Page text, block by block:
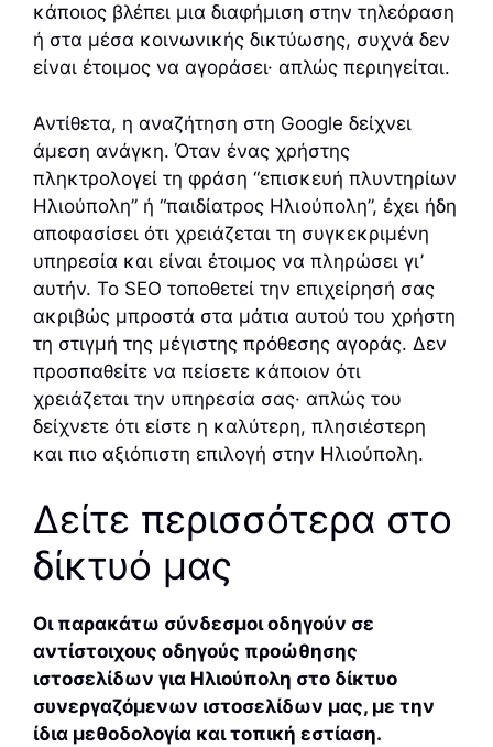
κάποιος βλέπει μια διαφήμιση στην τηλεόραση
ή στα μέσα κοινωνικής δικτύωσης, συχνά δεν
είναι έτοιμος να αγοράσει· απλώς περιηγείται.
Αντίθετα, η αναζήτηση στη Google δείχνει
άμεση ανάγκη. Όταν ένας χρήστης
πληκτρολογεί τη φράση “επισκευή πλυντηρίων
Ηλιούπολη” ή “παιδίατρος Ηλιούπολη”, έχει ήδη
αποφασίσει ότι χρειάζεται τη συγκεκριμένη
υπηρεσία και είναι έτοιμος να πληρώσει γι’
αυτήν. Το SEO τοποθετεί την επιχείρησή σας
ακριβώς μπροστά στα μάτια αυτού του χρήστη
τη στιγμή της μέγιστης πρόθεσης αγοράς. Δεν
προσπαθείτε να πείσετε κάποιον ότι
χρειάζεται την υπηρεσία σας· απλώς του
δείχνετε ότι είστε η καλύτερη, πλησιέστερη
και πιο αξιόπιστη επιλογή στην Ηλιούπολη.
Δείτε περισσότερα στο
δίκτυό μας
Οι παρακάτω σύνδεσμοι οδηγούν σε
αντίστοιχους οδηγούς προώθησης
ιστοσελίδων για Ηλιούπολη στο δίκτυο
συνεργαζόμενων ιστοσελίδων μας, με την
ίδια μεθοδολογία και τοπική εστίαση.